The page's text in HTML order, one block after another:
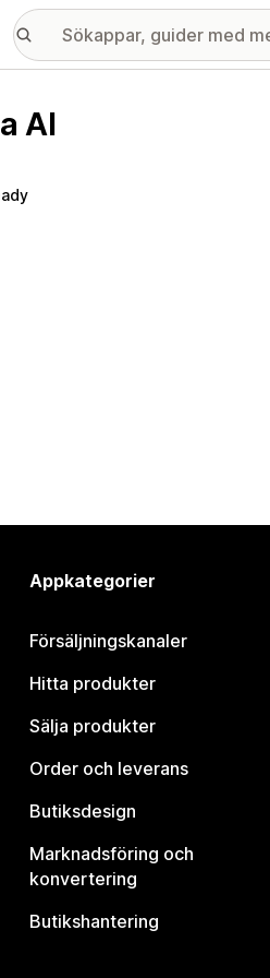
AI
Appkategorier
Försäljningskanaler
Hitta produkter
Sälja produkter
Order och leverans
Butiksdesign
Marknadsföring och
konvertering
Butikshantering